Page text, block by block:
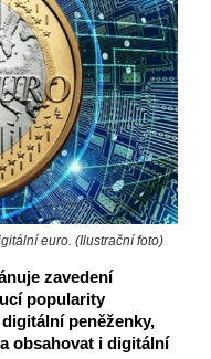
euro. (Ilustrační foto)
zavedení
popularity
peněženky,
obsahovat i digitální